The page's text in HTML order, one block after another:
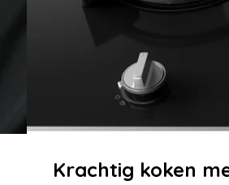
Krachtig koken